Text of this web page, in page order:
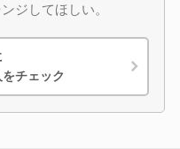
ジしてほしい。
チェック